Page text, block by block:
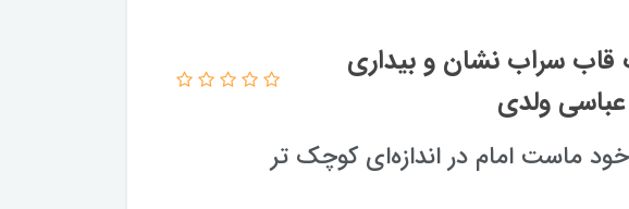
(جلد ۵) کتاب قاب سراب نشان و بیداری
ولدی
خود ماست امام در اندازه‌ای کوچک تر